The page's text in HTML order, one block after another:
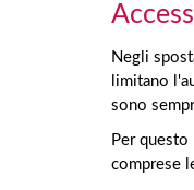
Negli
limitano
sono
Per
comprese